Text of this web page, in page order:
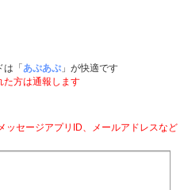
「 あぷあぷ 」が快適です
方は通報します
セージアプリID、メールアドレスなど